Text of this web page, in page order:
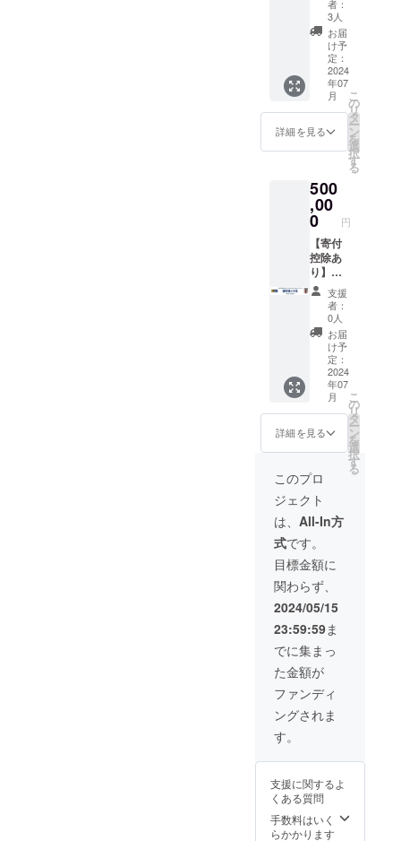
す。発
送時期
は2024
年7月を
予定し
ていま
す。
す。発
送時期
は2024
年7月を
予定し
ていま
す。
者に不
快を与
えると
判断さ
れうる
内容に
ついて
も掲載
できま
※寄付金
は日付
はJFA
へ入金
がある
2024年
6月の日
付とな
りま
す。発
送時期
は2024
年7月を
予定し
ていま
す。
み。掲
載期間
は2024
年7月か
ら1年以
上で
す。 ※
名前掲
載につ
反する
ものや
広告目
的の掲
載はで
きませ
ん。ま
た、他
者に不
快を与
えると
判断さ
れうる
内容に
ついて
も掲載
できま
せん。
は日付
はJFA
へ入金
がある
2024年
6月の日
付とな
りま
す。発
送時期
は2024
年7月を
予定し
ていま
す。
者一覧
にお名
前を掲
載いた
しま
す。
（ご希
望者の
み） ※
名前の
掲載を
る方は
備考欄
に名前
を入力
してく
ださ
い。文
字の
み。掲
載期間
は2024
年7月か
ら1年以
上で
す。 ※
名前掲
載につ
いて、
公序良
俗に違
反する
ものや
広告目
的の掲
載はで
きませ
ん。ま
た、他
者に不
快を与
えると
判断さ
れうる
内容に
ついて
も掲載
できま
せん。
は日付
へ入金
がある
2024年
6月の日
容> ・
寄付金
領収書
・御礼
状 ・
JFA.jp
へのお
名前掲
載 ＜詳
細＞ ・
らの御
礼を
メール
にてお
送りい
たしま
す。 ・
JFA.jp
の支援
者一覧
にお名
前を掲
載いた
しま
す。
（ご希
望者の
み） ※
名前の
掲載を
希望す
る方は
備考欄
に名前
を入力
してく
ださ
い。文
字の
み。掲
載期間
は2024
年7月か
ら1年以
上で
す。 ※
名前掲
載につ
俗に違
ものや
広告目
的の掲
載はで
者：
3人
お届
け予
定：
2024
年07
月
詳細を見る
こ
の
リ
タ
ー
ン
を
選
択
す
る
500
,00
0 円
【寄付
控除あ
り】純
粋支援
500,000
容> ・
寄付金
領収書
・御礼
状 ・
JFA.jp
へのお
名前掲
載 ＜詳
細＞ ・
JFAか
らの御
礼を
メール
にてお
送りい
たしま
す。 ・
JFA.jp
の支援
者一覧
にお名
前を掲
載いた
しま
す。
（ご希
望者の
掲載を
る方は
備考欄
に名前
を入力
支援
者：
0人
お届
け予
定：
2024
年07
月
詳細を見る
こ
の
リ
タ
ー
ン
を
選
択
す
る
このプロ
ジェクト
は、 All-In方
式です。
目標金額に
関わらず、
2024/05/15
23:59:59ま
でに集まっ
た金額が
ファンディ
ングされま
す。
支援に関するよ
くある質問
手数料はいく
らかかります